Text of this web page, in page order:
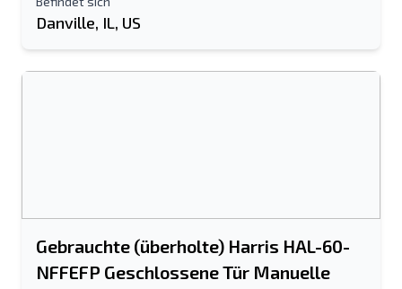
E-Mail-Addresse
Danville, IL, US
Gebrauchte (überholte) Harris HAL-60-
NFFEFP Geschlossene Tür Manuelle
Es ist entweder eine E-Mail-Adresse oder
ein Feld für die Handynummer
erforderlich
Textliste auf Mobilgerät